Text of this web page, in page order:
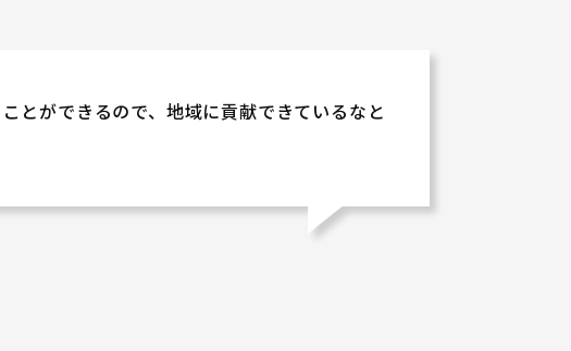
とができるので、地域に貢献できているなと